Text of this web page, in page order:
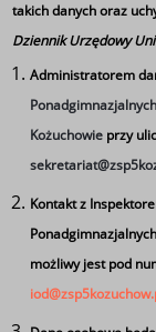
Informacja dla
przyjęcie do
szkolnym
w Zespole
Kołakowskiego
więcej o OPW
takich danych oraz
Dziennik Urzędowy
Administratorem
Kożuchowie przy
Kontakt z
możliwy jest pod